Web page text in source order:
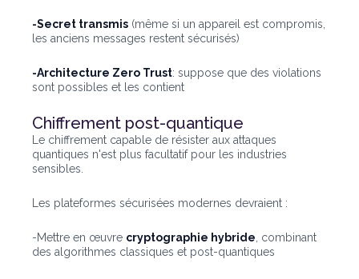
-Secret transmis (même si un appareil est compromis,
les anciens messages restent sécurisés)
-Architecture Zero Trust: suppose que des violations
sont possibles et les contient
Chiffrement post-quantique
Le chiffrement capable de résister aux attaques
quantiques n'est plus facultatif pour les industries
sensibles.
Les plateformes sécurisées modernes devraient :
-Mettre en œuvre cryptographie hybride , combinant
des algorithmes classiques et post-quantiques